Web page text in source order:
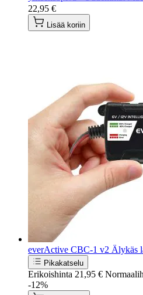
22,95 €
Lisää koriin
everActive CBC-1 v2 Älykäs
Pikakatselu
Erikoishinta 21,95 €
-12%